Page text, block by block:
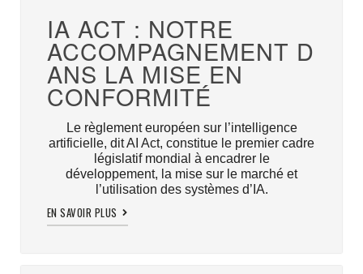
IA ACT : NOTRE
ACCOMPAGNEMENT D
ANS LA MISE EN
CONFORMITÉ
Le règlement européen sur l’intelligence
artificielle, dit AI Act, constitue le premier cadre
législatif mondial à encadrer le
développement, la mise sur le marché et
l’utilisation des systèmes d’IA.
EN SAVOIR PLUS